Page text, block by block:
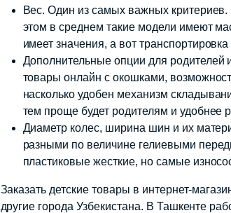
Вес. Один из самых важных
этом в среднем такие модели имеют
имеет значения, а вот
Дополнительные опции для родителей
товары онлайн с окошками,
насколько удобен механизм
тем проще будет родителям и удобнее
Диаметр колес, ширина шин и их
разными по величине гелиевыми
пластиковые жесткие, но самые
Заказать детские товары в интернет-
другие города Узбекистана. В Ташкенте